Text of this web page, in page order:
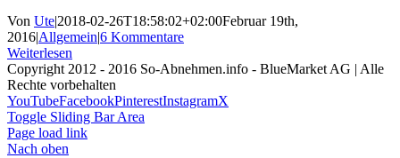
Von Ute|2018-02-26T18:58:02+02:00Februar 19th,
2016|Allgemein|6 Kommentare
Weiterlesen
Copyright 2012 - 2016 So-Abnehmen.info - BlueMarket AG | Alle
Rechte vorbehalten
YouTubeFacebookPinterestInstagramX
Toggle Sliding Bar Area
Page load link
Nach oben